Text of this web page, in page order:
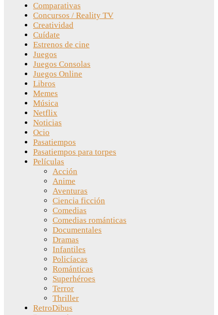
Comparativas
Concursos / Reality TV
Creatividad
Cuídate
Estrenos de cine
Juegos
Juegos Consolas
Juegos Online
Libros
Memes
Música
Netflix
Noticias
Ocio
Pasatiempos
Pasatiempos para torpes
Películas
Acción
Anime
Aventuras
Ciencia ficción
Comedias
Comedias románticas
Documentales
Dramas
Infantiles
Policíacas
Románticas
Superhéroes
Terror
Thriller
RetroDibus